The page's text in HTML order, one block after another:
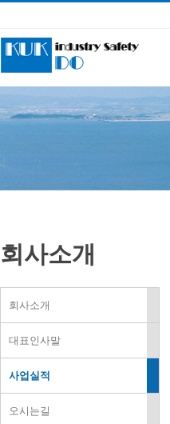
회사소개
회사소개
대표인사말
사업실적
오시는길